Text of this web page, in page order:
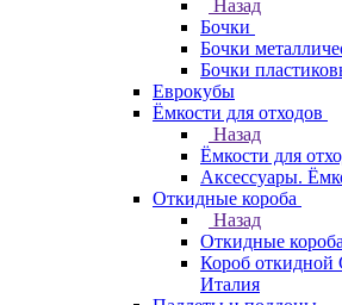
Назад
Бочки
Бочки
Бочки
Еврокубы
Ёмкости для отходов
Назад
Ёмкости для
Аксессуары.
Откидные короба
Назад
Откидные короба
Короб откидной
Италия